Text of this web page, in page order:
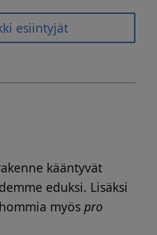
esiintyjät
kääntyvät
eduksi. Lisäksi
myös pro